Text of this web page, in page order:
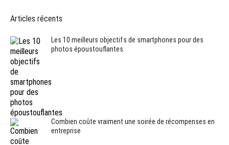
Articles récents
Les 10 meilleurs objectifs de smartphones pour des
photos époustouflantes
Combien coûte vraiment une soirée de récompenses en
entreprise